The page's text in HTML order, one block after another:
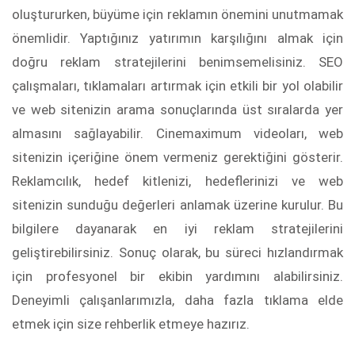
oluştururken, büyüme için reklamın önemini unutmamak
önemlidir. Yaptığınız yatırımın karşılığını almak için
doğru reklam stratejilerini benimsemelisiniz. SEO
çalışmaları, tıklamaları artırmak için etkili bir yol olabilir
ve web sitenizin arama sonuçlarında üst sıralarda yer
almasını sağlayabilir. Cinemaximum videoları, web
sitenizin içeriğine önem vermeniz gerektiğini gösterir.
Reklamcılık, hedef kitlenizi, hedeflerinizi ve web
sitenizin sunduğu değerleri anlamak üzerine kurulur. Bu
bilgilere dayanarak en iyi reklam stratejilerini
geliştirebilirsiniz. Sonuç olarak, bu süreci hızlandırmak
için profesyonel bir ekibin yardımını alabilirsiniz.
Deneyimli çalışanlarımızla, daha fazla tıklama elde
etmek için size rehberlik etmeye hazırız.